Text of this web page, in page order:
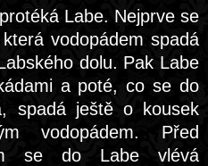
Labe. Nejprve se
vodopádem spadá
dolu. Pak Labe
a poté, co se do
spadá ještě o kousek
vodopádem. Před
se do Labe vlévá